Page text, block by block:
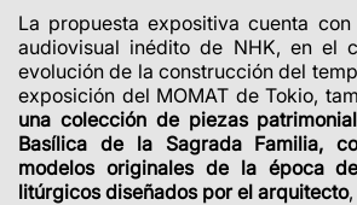
La propuesta expositiva cuenta
audiovisual inédito de NHK, en el
evolución de la construcción del
exposición del MOMAT de Tokio,
una colección de piezas
Basílica de la Sagrada Familia,
modelos originales de la época
litúrgicos diseñados por el arquitecto